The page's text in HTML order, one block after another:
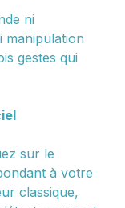
ni
manipulation
gestes qui
sur le
à votre
classique,